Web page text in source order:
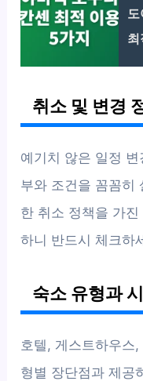
취소 및 변경
예기치 않은 일정
부와 조건을 꼼꼼히
한 취소 정책을 가
하니 반드시 체크하
숙소 유형과
호텔, 게스트하우스
형별 장단점과 제공